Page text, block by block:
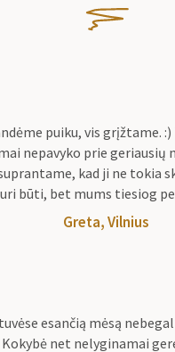
puiku, vis grįžtame.
nepavyko prie geriausių
kad ji ne tokia
būti, bet mums tiesiog
Greta, Vilnius
esančią mėsą
Kokybė net nelyginamai